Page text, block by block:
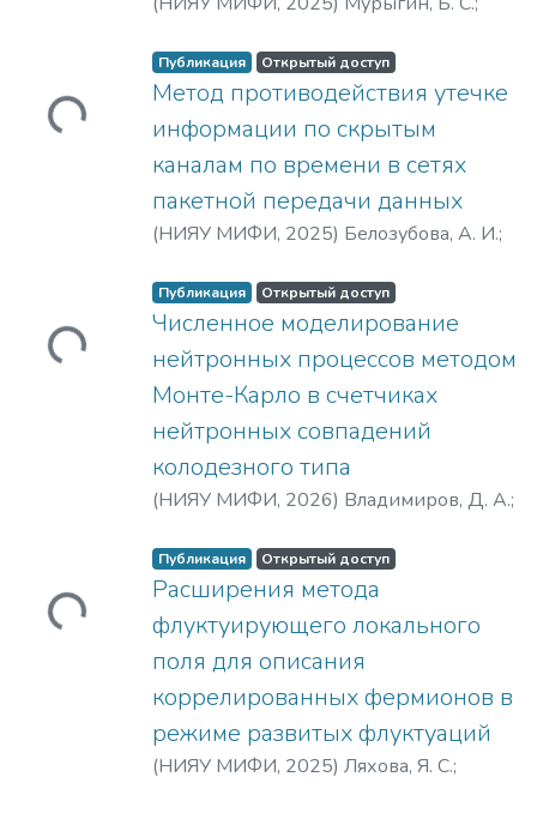
А. А.
Загружается...
Публикация Открытый доступ
Метод противодействия утечке
информации по скрытым
каналам по времени в сетях
пакетной передачи данных
(НИЯУ МИФИ, 2025) Белозубова, А. И.;
А. В.
Загружается...
Публикация Открытый доступ
Численное моделирование
нейтронных процессов методом
Монте-Карло в счетчиках
нейтронных совпадений
колодезного типа
(НИЯУ МИФИ, 2026) Владимиров, Д. А.;
Алеева, Т. Б.
Загружается...
Публикация Открытый доступ
Расширения метода
флуктуирующего локального
поля для описания
коррелированных фермионов в
режиме развитых флуктуаций
(НИЯУ МИФИ, 2025) Ляхова, Я. С.;